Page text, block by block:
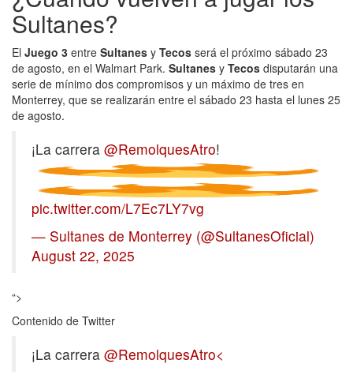
Sultanes?
El Juego 3 entre Sultanes y Tecos será el próximo sábado 23
de agosto, en el Walmart Park. Sultanes y Tecos disputarán una
serie de mínimo dos compromisos y un máximo de tres en
Monterrey, que se realizarán entre el sábado 23 hasta el lunes 25
de agosto.
¡La carrera @RemolquesAtro!
pic.twitter.com/L7Ec7LY7vg
— Sultanes de Monterrey (@SultanesOficial)
August 22, 2025
“>
Contenido de Twitter
¡La carrera @RemolquesAtro<